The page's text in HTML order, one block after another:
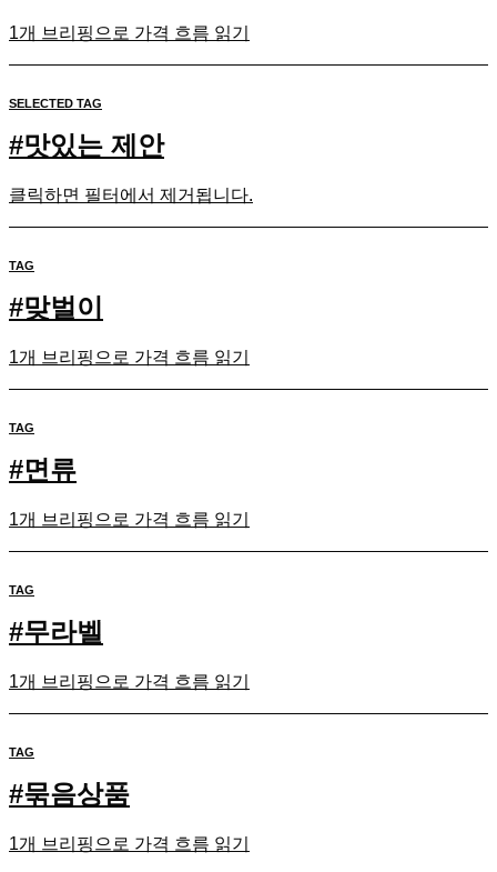
1개 브리핑으로 가격 흐름 읽기
SELECTED TAG
#맛있는 제안
클릭하면 필터에서 제거됩니다.
TAG
#맞벌이
1개 브리핑으로 가격 흐름 읽기
TAG
#면류
1개 브리핑으로 가격 흐름 읽기
TAG
#무라벨
1개 브리핑으로 가격 흐름 읽기
TAG
#묶음상품
1개 브리핑으로 가격 흐름 읽기